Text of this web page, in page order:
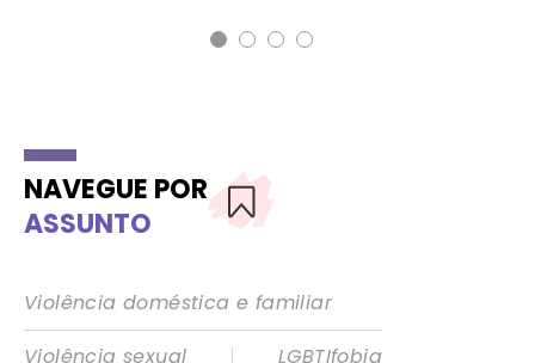
NAVEGUE POR
ASSUNTO
Violência doméstica e familiar
Violência sexual
LGBTIfobia